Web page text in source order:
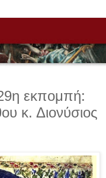
εκπομπή:
κ. Διονύσιος